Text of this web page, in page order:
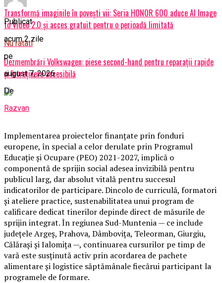
Transformă imaginile în povești vii: Seria HONOR 600 aduce AI Image
to Video 2.0 și acces gratuit pentru o perioadă limitată
Nu ratati
Dezmembrări Volkswagen: piese second-hand pentru reparații rapide
și întreținere accesibilă
Publicat
acum 2 zile
pe
august 7, 2026
De
Razvan
Implementarea proiectelor finanțate prin fonduri
europene, în special a celor derulate prin Programul
Educație și Ocupare (PEO) 2021-2027, implică o
componentă de sprijin social adesea invizibilă pentru
publicul larg, dar absolut vitală pentru succesul
indicatorilor de participare. Dincolo de curriculă, formatori
și ateliere practice, sustenabilitatea unui program de
calificare dedicat tinerilor depinde direct de măsurile de
sprijin integrat. În regiunea Sud-Muntenia — ce include
județele Argeș, Prahova, Dâmbovița, Teleorman, Giurgiu,
Călărași și Ialomița —, continuarea cursurilor pe timp de
vară este susținută activ prin acordarea de pachete
alimentare și logistice săptămânale fiecărui participant la
programele de formare.